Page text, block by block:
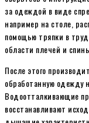
за одеждой в виде
например на столе,
помощью тряпки в
области плечей и
После этого
обработанную одежду
Водоотталкивающие
восстанавливают